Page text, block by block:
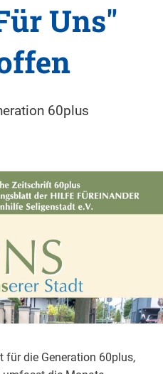
Uns"
60plus
für die Generation 60plus,